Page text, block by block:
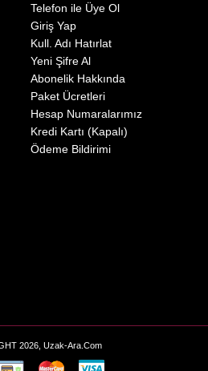
Telefon ile Üye Ol
Giriş Yap
Kull. Adı Hatırlat
Yeni Şifre Al
Abonelik Hakkında
Paket Ücretleri
Hesap Numaralarımız
Kredi Kartı (Kapalı)
Ödeme Bildirimi
2026, Uzak-Ara.Com